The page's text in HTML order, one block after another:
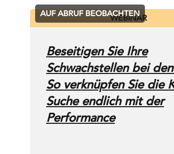
WEBINAR
AUF ABRUF BEOBACHTEN
Beseitigen Sie Ihre
Schwachstellen bei
So verknüpfen Sie die
Suche endlich mit der
Performance